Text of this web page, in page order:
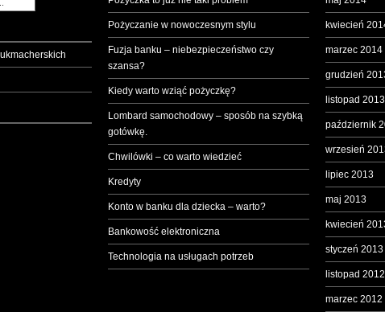
Pożyczanie w nowoczesnym stylu
Fuzja banku – niebezpieczeństwo czy
szansa?
Kiedy warto wziąć pożyczkę?
Lombard samochodowy – sposób na szybką
gotówkę.
Chwilówki – co warto wiedzieć
Kredyty
Konto w banku dla dziecka – warto?
Bankowość elektroniczna
Technologia na usługach potrzeb
kwiecień
marzec 2014
grudzień
listopad 2013
październik
wrzesień
lipiec 2013
maj 2013
kwiecień
styczeń 2013
listopad 2012
marzec 2012